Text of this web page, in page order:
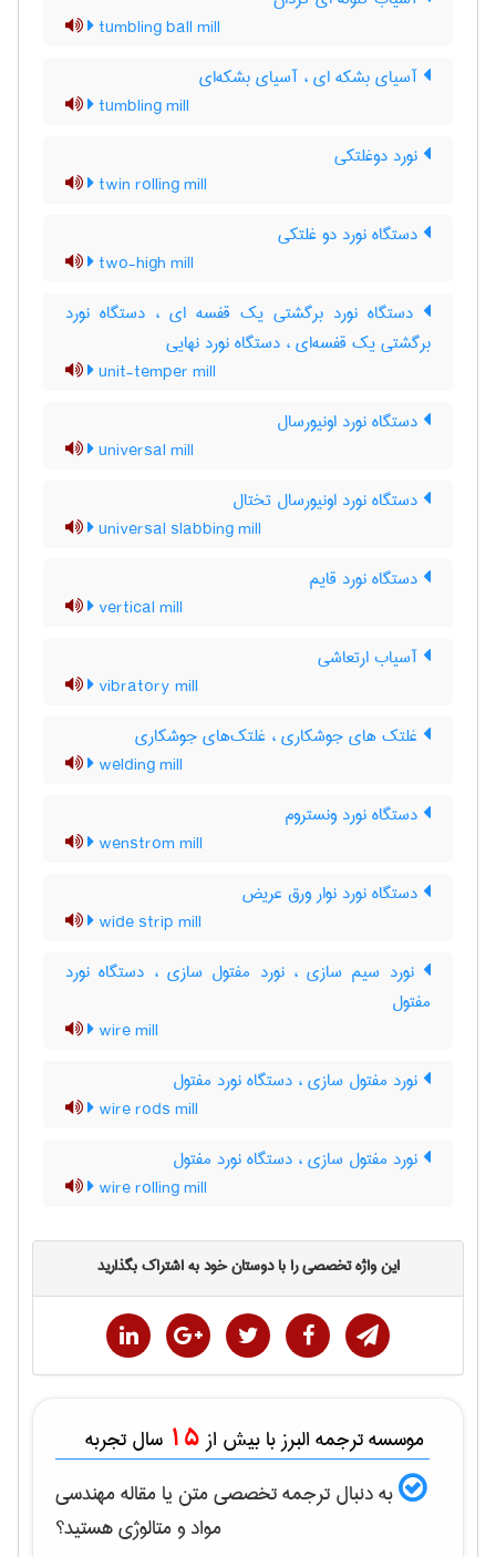
tumbling ball mill
آسیای بشکه ای ، آسیای بشکه‌ای
tumbling mill
نورد دوغلتکی
twin rolling mill
دستگاه نورد دو غلتکی
two-high mill
دستگاه نورد برگشتی یک قفسه ای ، دستگاه نورد
برگشتی یک قفسه‌ای ، دستگاه نورد نهایی
unit-temper mill
دستگاه نورد اونیورسال
universal mill
دستگاه نورد اونیورسال تختال
universal slabbing mill
دستگاه نورد قایم
vertical mill
آسیاب ارتعاشی
vibratory mill
غلتک های جوشکاری ، غلتک‌های جوشکاری
welding mill
دستگاه نورد ونستروم
wenstrom mill
دستگاه نورد نوار ورق عریض
wide strip mill
نورد سیم سازی ، نورد مفتول سازی ، دستگاه نورد
مفتول
wire mill
نورد مفتول سازی ، دستگاه نورد مفتول
wire rods mill
نورد مفتول سازی ، دستگاه نورد مفتول
wire rolling mill
این واژه تخصصی را با دوستان خود به اشتراک بگذارید
موسسه ترجمه البرز با بیش از 15 سال تجربه
به دنبال ترجمه تخصصی متن یا مقالهمهندسی
مواد و متالوژیهستید؟